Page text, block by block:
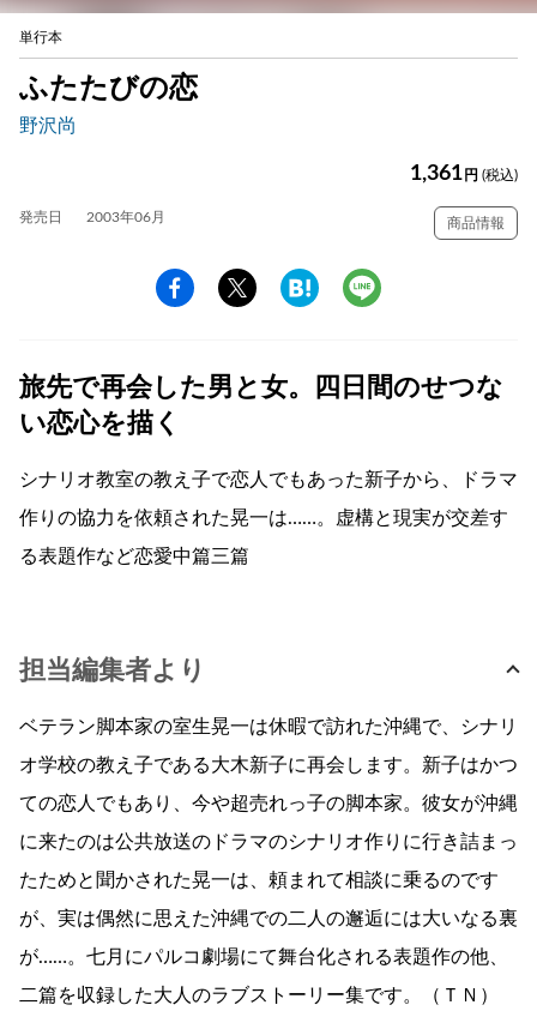
単行本
ふたたびの恋
野沢尚
1,361 円 (税込)
発売日 2003年06月 商品情報
旅先で再会した男と女。四日間のせつな
い恋心を描く
シナリオ教室の教え子で恋人でもあった新子から、ドラマ
作りの協力を依頼された晃一は……。虚構と現実が交差す
る表題作など恋愛中篇三篇
担当編集者より
ベテラン脚本家の室生晃一は休暇で訪れた沖縄で、シナリ
オ学校の教え子である大木新子に再会します。新子はかつ
ての恋人でもあり、今や超売れっ子の脚本家。彼女が沖縄
に来たのは公共放送のドラマのシナリオ作りに行き詰まっ
たためと聞かされた晃一は、頼まれて相談に乗るのです
が、実は偶然に思えた沖縄での二人の邂逅には大いなる裏
が……。七月にパルコ劇場にて舞台化される表題作の他、
二篇を収録した大人のラブストーリー集です。（ＴＮ）